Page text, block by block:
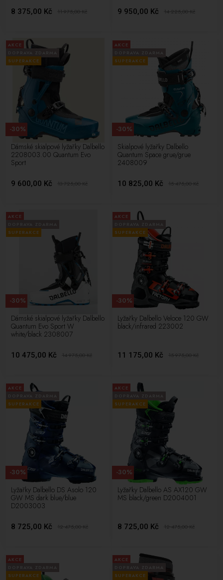
8 375,00 Kč 11 975,00Kč 9 950,00 Kč 14 225,00Kč
AKCE
SUPERAKCE
Dámské skialpové lyžařky Dalbello
2208003.00 Quantum Evo
Sport
9 600,00 Kč 13 725,00Kč
-30%
AKCE
SUPERAKCE
Skialpové lyžařky Dalbello
Quantum Space grue/grue
2408009
10 825,00 Kč 15 475,00Kč
-30%
AKCE
SUPERAKCE
Dámské skialpové lyžařky Dalbello
Quantum Evo Sport W
white/black 2308007
10 475,00 Kč 14 975,00Kč
-30%
AKCE
SUPERAKCE
Lyžařky Dalbello Veloce 120 GW
black/infrared 223002
11 175,00 Kč 15 975,00Kč
-30%
AKCE
SUPERAKCE
Lyžařky Dalbello DS Asolo 120
GW MS dark blue/blue
D2003003
8 725,00 Kč 12 475,00Kč
-30%
AKCE
SUPERAKCE
Lyžařky Dalbello AS AX120 GW
MS black/green D2004001
8 725,00 Kč 12 475,00Kč
-30%
AKCE
SUPERAKCE
AKCE
SUPERAKCE